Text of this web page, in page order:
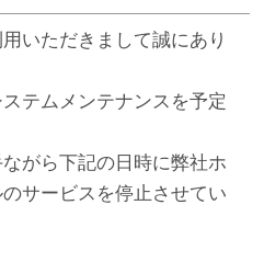
いただきまして誠にあり
テムメンテナンスを予定
がら下記の日時に弊社ホ
サービスを停止させてい